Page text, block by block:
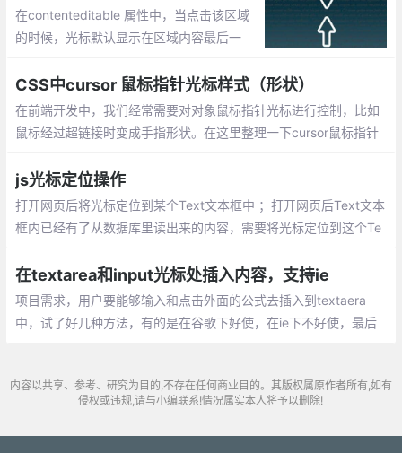
在contenteditable 属性中，当点击该区域
的时候，光标默认显示在区域内容最后一
且出现在第一个位置上，该如何实现呢？下
面将给出js的实现方法。
CSS中cursor 鼠标指针光标样式（形状）
在前端开发中，我们经常需要对对象鼠标指针光标进行控制，比如
鼠标经过超链接时变成手指形状。在这里整理一下cursor鼠标指针
js光标定位操作
打开网页后将光标定位到某个Text文本框中 ；打开网页后Text文本
框内已经有了从数据库里读出来的内容，需要将光标定位到这个Te
法），如果内容中没有冒号就就光标定位到最前面
在textarea和input光标处插入内容，支持ie
项目需求，用户要能够输入和点击外面的公式去插入到textaera
中，试了好几种方法，有的是在谷歌下好使，在ie下不好使，最后
内容以共享、参考、研究为目的,不存在任何商业目的。其版权属原作者所有,如有
侵权或违规,请与小编联系!情况属实本人将予以删除!